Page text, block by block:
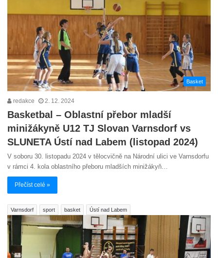
Basket
redakce 2. 12. 2024
Basketbal – Oblastní přebor mladší
minižákyně U12 TJ Slovan Varnsdorf vs
SLUNETA Ústí nad Labem (listopad 2024)
V soboru 30. listopadu 2024 v tělocvičně na Národní ulici ve Varnsdorfu
v rámci 4. kola oblastního přeboru mladších minižákyň…
Přečíst celé »
Varnsdorf sport basket Ústí nad Labem